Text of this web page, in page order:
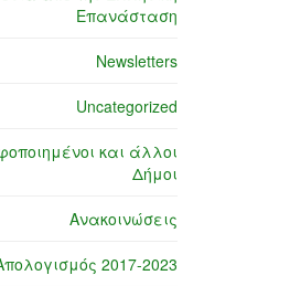
Επανάσταση
Newsletters
Uncategorized
και άλλοι
Δήμοι
Ανακοινώσεις
2017-2023